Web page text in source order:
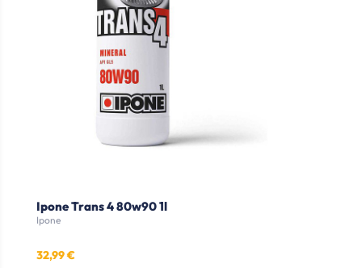
Ipone Trans 4 80w90 1l
Ipone
Prix
32,99 €